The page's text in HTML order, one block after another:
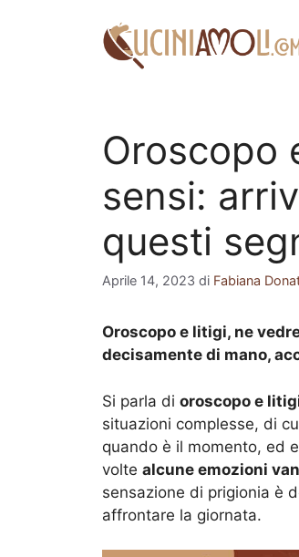
Oroscopo
sensi:
questi
Aprile 14, 2023 di Fabiana
Oroscopo e litigi, ne
decisamente di mano,
Si parla di oroscopo e
situazioni complesse, di
quando è il momento, ed
volte alcune emozioni
sensazione di prigionia è
affrontare la giornata.